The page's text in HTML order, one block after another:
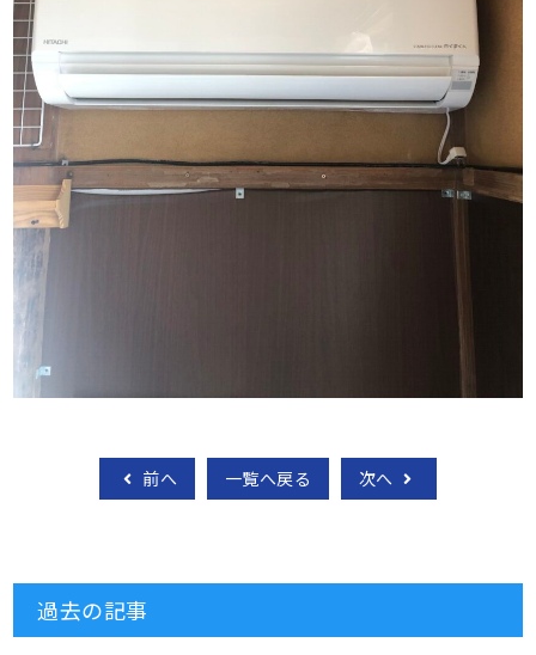
前へ 一覧へ戻る 次へ
過去の記事